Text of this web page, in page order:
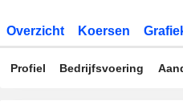
Overzicht Koersen
Profiel Bedrijfsvoering